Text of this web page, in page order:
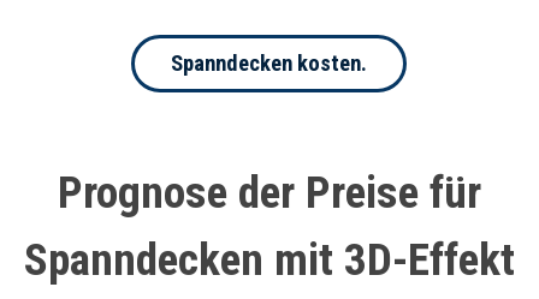
Spanndecken kosten.
Prognose der Preise für
Spanndecken mit 3D-Effekt